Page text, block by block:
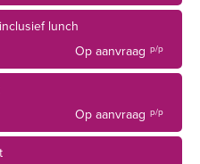
naar uw wensen
lunch
Op aanvraag p/p
Op aanvraag p/p